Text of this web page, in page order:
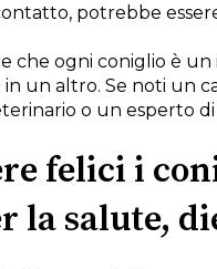
potrebbe
che ogni coniglio è
un altro. Se noti un
o un esperto di
felici i
la salute,